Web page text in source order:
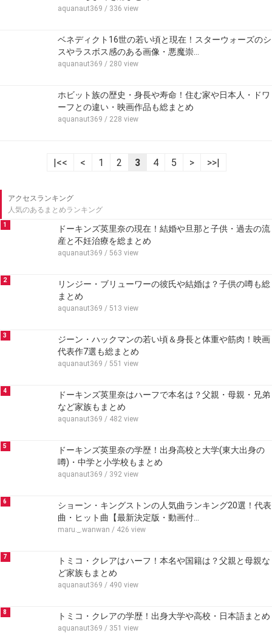
aquanaut369 / 336 view
ベネディクト16世の若い頃と現在！スターウォーズのシ
スやラスボス感のある画像・悪魔崇…
aquanaut369 / 280 view
ホビット族の歴史・身長や寿命！住む家や日本人・ドワ
ーフとの違い・映画作品も総まとめ
aquanaut369 / 228 view
|<< < 1 2 3 4 5 > >>|
アクセスランキング
人気のあるまとめランキング
1
ドーキンズ英里奈の現在！結婚や旦那と子供・過去の流
産と不妊治療を総まとめ
aquanaut369 / 563 view
2
リンジー・ブリューワーの彼氏や結婚は？子供の噂も総
まとめ
aquanaut369 / 513 view
3
ジーン・ハックマンの若い頃＆身長と体重や筋肉！映画
代表作7選も総まとめ
aquanaut369 / 551 view
4
ドーキンズ英里奈はハーフで本名は？父親・母親・兄弟
など家族もまとめ
aquanaut369 / 482 view
5
ドーキンズ英里奈の学歴！出身高校と大学(東大出身の
噂)・中学と小学校もまとめ
aquanaut369 / 392 view
6
ショーン・キングストンの人気曲ランキング20選！代表
曲・ヒット曲【最新決定版・動画付…
maru._.wanwan / 426 view
7
トミコ・クレアはハーフ！本名や国籍は？父親と母親な
ど家族もまとめ
aquanaut369 / 490 view
8 トミコ・クレアの学歴！出身大学や高校・日本語まとめ
aquanaut369 / 351 view